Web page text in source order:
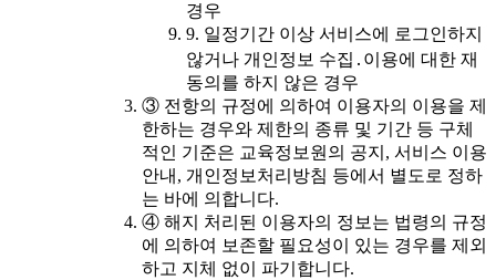
경우
9. 일정기간 이상 서비스에 로그인하지
않거나 개인정보 수집․이용에 대한 재
동의를 하지 않은 경우
③ 전항의 규정에 의하여 이용자의 이용을 제
한하는 경우와 제한의 종류 및 기간 등 구체
적인 기준은 교육정보원의 공지, 서비스 이용
안내, 개인정보처리방침 등에서 별도로 정하
는 바에 의합니다.
④ 해지 처리된 이용자의 정보는 법령의 규정
에 의하여 보존할 필요성이 있는 경우를 제외
하고 지체 없이 파기합니다.